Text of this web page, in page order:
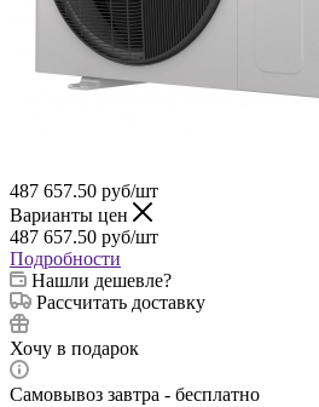
487 657.50 руб/шт
Варианты цен
487 657.50 руб/шт
Подробности
Нашли дешевле?
Рассчитать доставку
Хочу в подарок
Самовывоз завтра - бесплатно